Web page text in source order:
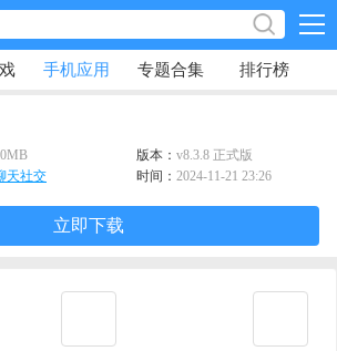
手机应用 专题合集 排行榜
版本： v8.3.8 正式版
天社交 时间： 2024-11-21 23:26
立即下载